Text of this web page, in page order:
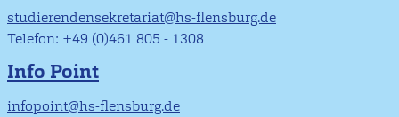
studierendensekretariat@hs-flensburg.de
Telefon: +49 (0)461 805 - 1308
Info Point
infopoint@hs-flensburg.de